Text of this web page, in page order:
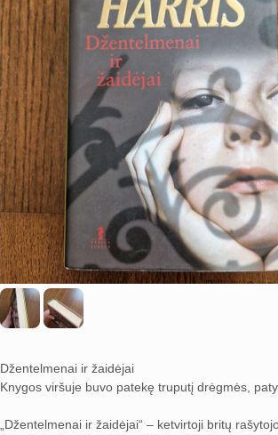
Džentelmenai ir žaidėjai
Knygos viršuje buvo patekę truputį drėgmės,
„Džentelmenai ir žaidėjai“ – ketvirtoji britų